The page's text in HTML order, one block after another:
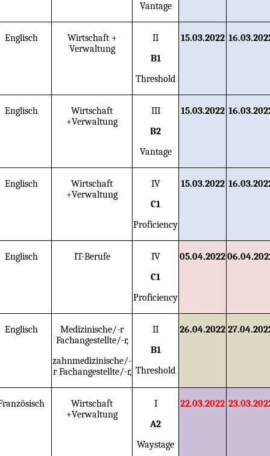
Vantage
Englisch
Wirtschaft +
Verwaltung
II
B1
Threshold
15.03.2022
Englisch
Wirtschaft
+Verwaltung
III
B2
Vantage
15.03.2022
Englisch
Wirtschaft
+Verwaltung
IV
C1
Proficiency
15.03.2022
Englisch IT-Berufe
IV
C1
Proficiency
05.04.2022
Englisch
Medizinische/-r
Fachangestellte/-r,
zahnmedizinische/-
r Fachangestellte/-r,
II
B1
Threshold
26.04.2022
Wirtschaft
+Verwaltung
I
A2
Waystage
22.03.2022